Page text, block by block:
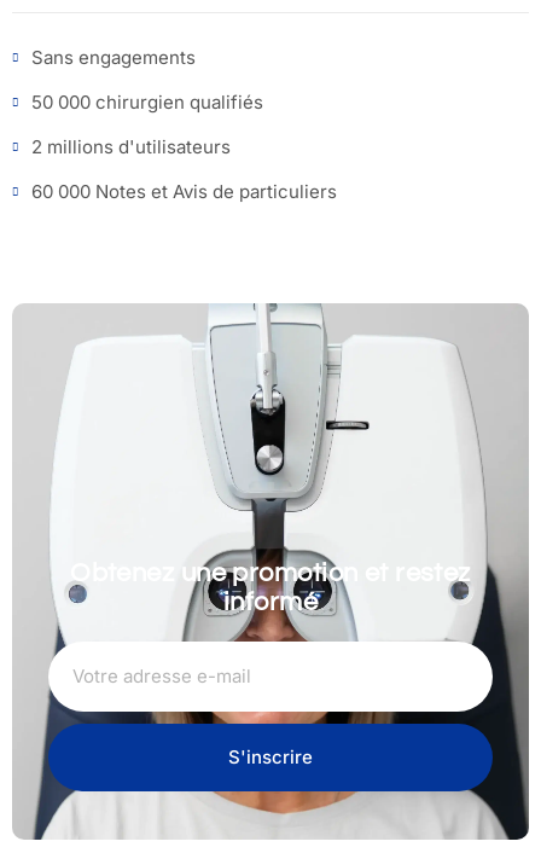
Sans engagements
50 000 chirurgien qualifiés
2 millions d'utilisateurs
60 000 Notes et Avis de particuliers
Obtenez une promotion et restez
informé
S'inscrire